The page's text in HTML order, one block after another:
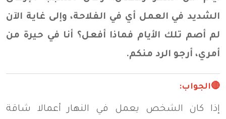
الشديد في العمل أي في الفلاحة، وإلى غاية الآن
لم أصم تلك الأيام فماذا أفعل؟ أنا في حيرة من
أمري، أرجو الرد منكم.
🔴الجواب:
إذا كان الشخص يعمل في النهار أعمالا شاقة